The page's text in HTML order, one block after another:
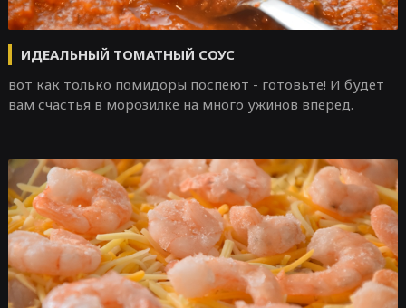
ИДЕАЛЬНЫЙ ТОМАТНЫЙ СОУС
вот как только помидоры поспеют - готовьте! И будет
вам счастья в морозилке на много ужинов вперед.